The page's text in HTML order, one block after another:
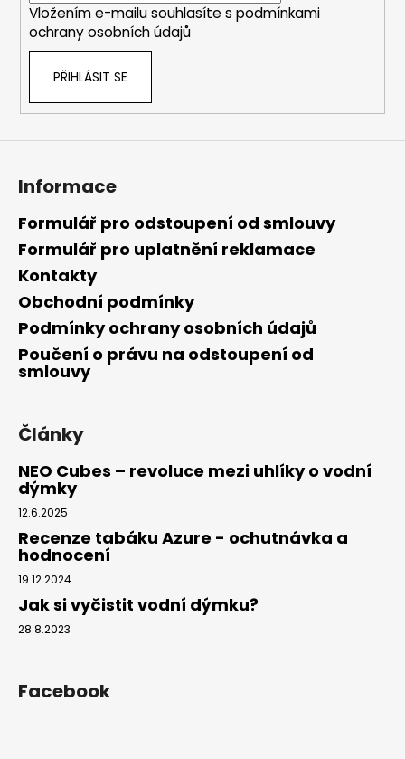
Vložením e-mailu souhlasíte s podmínkami
ochrany osobních údajů
PŘIHLÁSIT SE
Informace
Formulář pro odstoupení od smlouvy
Formulář pro uplatnění reklamace
Kontakty
Obchodní podmínky
Podmínky ochrany osobních údajů
Poučení o právu na odstoupení od
smlouvy
Články
NEO Cubes – revoluce mezi uhlíky o vodní
dýmky
12.6.2025
Recenze tabáku Azure - ochutnávka a
hodnocení
19.12.2024
Jak si vyčistit vodní dýmku?
28.8.2023
Facebook